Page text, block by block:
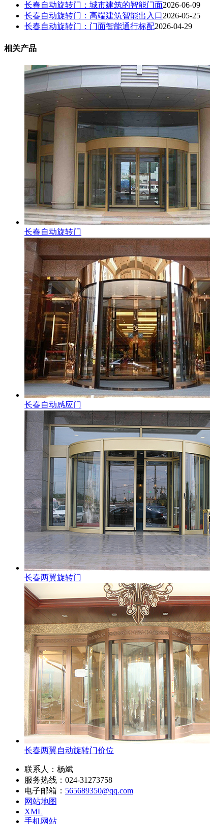
长春自动旋转门：城市建筑的智能门面2026-06-09
长春自动旋转门：高端建筑智能出入口2026-05-25
长春自动旋转门：门面智能通行标配2026-04-29
相关产品
长春自动旋转门
长春自动感应门
长春两翼旋转门
长春两翼自动旋转门价位
联系人：杨斌
服务热线：024-31273758
电子邮箱： 565689350@qq.com
网站地图
XML
手机网站